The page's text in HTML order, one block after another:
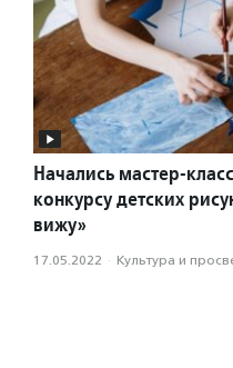
Начались мастер-
конкурсу детских
вижу»
17.05.2022 · Культура и